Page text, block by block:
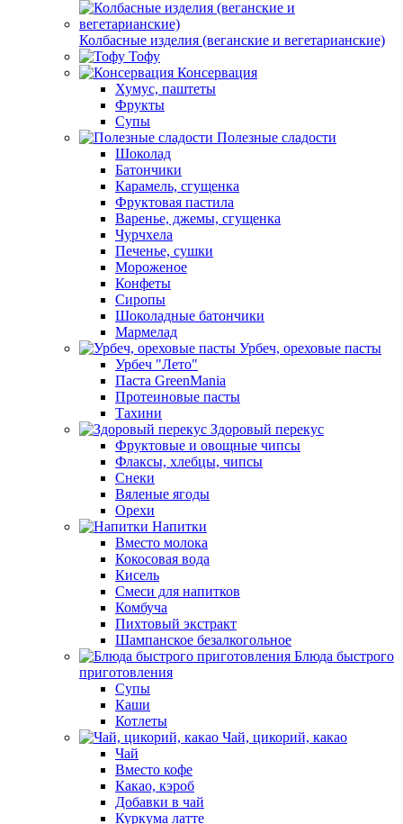
Колбасные изделия (веганские и вегетарианские)
Тофу
Консервация
Хумус, паштеты
Фрукты
Супы
Полезные сладости
Шоколад
Батончики
Карамель, сгущенка
Фруктовая пастила
Варенье, джемы, сгущенка
Чурчхела
Печенье, сушки
Мороженое
Конфеты
Сиропы
Шоколадные батончики
Мармелад
Урбеч, ореховые пасты
Урбеч "Лето"
Паста GreenMania
Протеиновые пасты
Тахини
Здоровый перекус
Фруктовые и овощные чипсы
Флаксы, хлебцы, чипсы
Снеки
Вяленые ягоды
Орехи
Напитки
Вместо молока
Кокосовая вода
Кисель
Смеси для напитков
Комбуча
Пихтовый экстракт
Шампанское безалкогольное
Блюда быстрого
приготовления
Супы
Каши
Котлеты
Чай, цикорий, какао
Чай
Вместо кофе
Какао, кэроб
Добавки в чай
Куркума латте